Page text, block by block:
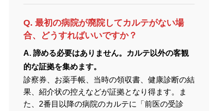
Q. 最初の病院が廃院してカルテがない場
合、どうすればいいですか？
A. 諦める必要はありません。カルテ以外の客観
的な証拠を集めます。
診察券、お薬手帳、当時の領収書、健康診断の結
果、紹介状の控えなどが証拠となり得ます。ま
た、2番目以降の病院のカルテに「前医の受診